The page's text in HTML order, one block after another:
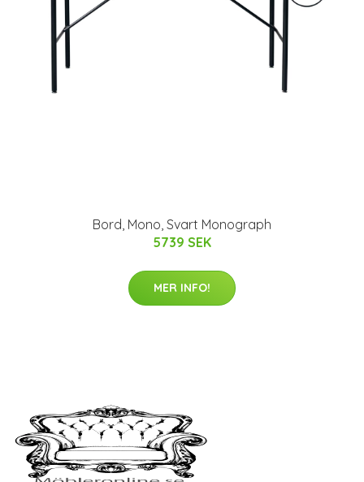
Bord, Mono, Svart Monograph
5739 SEK
MER INFO!